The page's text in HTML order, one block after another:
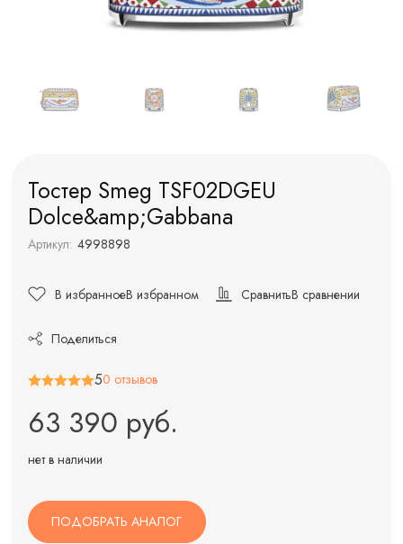
Тостер Smeg TSF02DGEU
Dolce&amp;Gabbana
Артикул: 4998898
В избранноеВ избранном СравнитьВ сравнении
Поделиться
50 отзывов
63 390 руб.
нет в наличии
ПОДОБРАТЬ АНАЛОГ